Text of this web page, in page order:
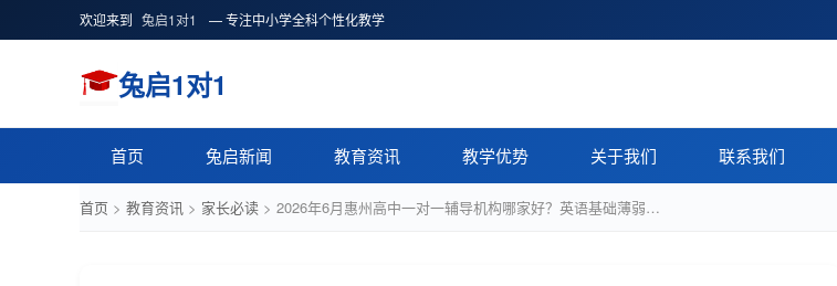
欢迎来到 兔启1对1 — 专注中小学全科个性化教学
兔启1对1
首页 兔启新闻 教育资讯 教学优势 关于我们 联系我们
首页 > 教育资讯 > 家长必读 > 2026年6月惠州高中一对一辅导机构哪家好？英语基础薄弱…